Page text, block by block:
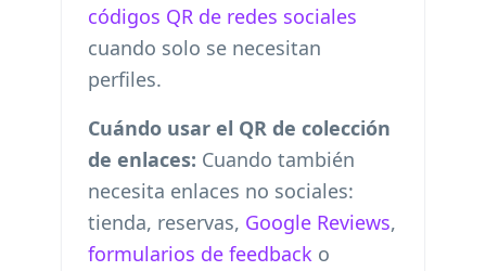
códigos QR de redes sociales
cuando solo se necesitan
perfiles.
Cuándo usar el QR de colección
de enlaces: Cuando también
necesita enlaces no sociales:
tienda, reservas, Google Reviews,
formularios de feedback o